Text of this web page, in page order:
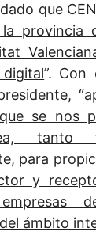
que
la provincia
”. Con
“
se nos
tanto
para
y
ámbito